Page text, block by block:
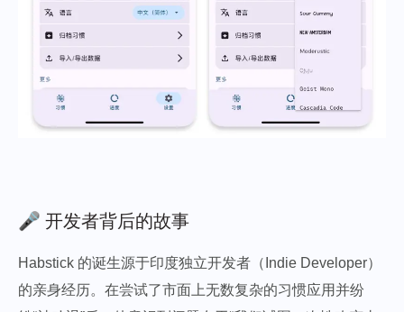
🎤 开发者背后的故事
Habstick 的诞生源于印度独立开发者（Indie Developer）
的亲身经历。在尝试了市面上无数复杂的习惯应用并纷